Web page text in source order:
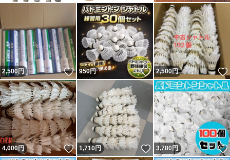
2,500円 いいね！
950円 いいね！
2,500円
4,000円 いいね！
1,710円 いいね！
3,780 円